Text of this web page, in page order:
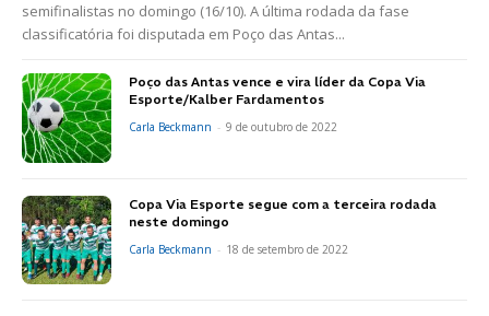
semifinalistas no domingo (16/10). A última rodada da fase
classificatória foi disputada em Poço das Antas...
Poço das Antas vence e vira líder da Copa Via
Esporte/Kalber Fardamentos
Carla Beckmann - 9 de outubro de 2022
Copa Via Esporte segue com a terceira rodada
neste domingo
Carla Beckmann - 18 de setembro de 2022